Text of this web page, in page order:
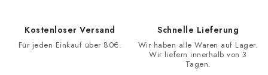
Kostenloser Versand
Für jeden Einkauf über 80€.
Schnelle Lieferung
Wir haben alle Waren auf Lager.
Wir liefern innerhalb von 3
Tagen.